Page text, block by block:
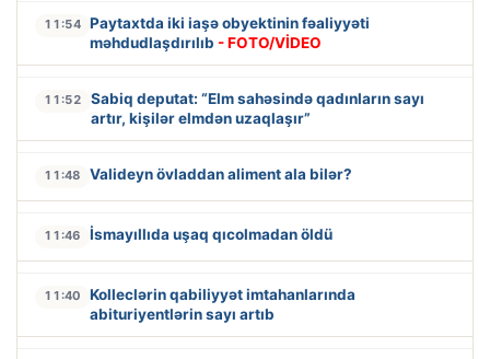
11:54 Paytaxtda iki iaşə obyektinin fəaliyyəti
məhdudlaşdırılıb - FOTO/VİDEO
11:52
Sabiq deputat: “Elm sahəsində qadınların sayı
artır, kişilər elmdən uzaqlaşır”
11:48 Valideyn övladdan aliment ala bilər?
11:46 İsmayıllıda uşaq qıcolmadan öldü
11:40
Kolleclərin qabiliyyət imtahanlarında
abituriyentlərin sayı artıb